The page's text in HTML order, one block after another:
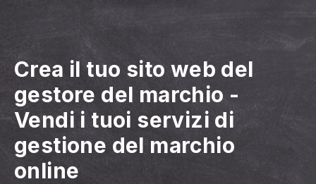
Crea il tuo sito web del
gestore del marchio -
Vendi i tuoi servizi di
gestione del marchio
online